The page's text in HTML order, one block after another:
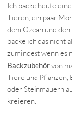
Ich backe heute
Tieren, ein paar
dem Ozean und
backe ich das nicht
zumindest wenn es
Backzubehörvon
Tiere und Pflanzen,
oder Steinmauern
kreieren.